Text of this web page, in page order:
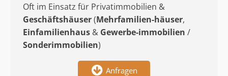
Oft im Einsatz für Privatimmobilien &
Geschäftshäuser(Mehrfamilien-häuser,
Einfamilienhaus & Gewerbe-immobilien /
Sonderimmobilien)
Anfragen